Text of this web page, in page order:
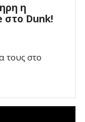
η
στο Dunk!
τους στο